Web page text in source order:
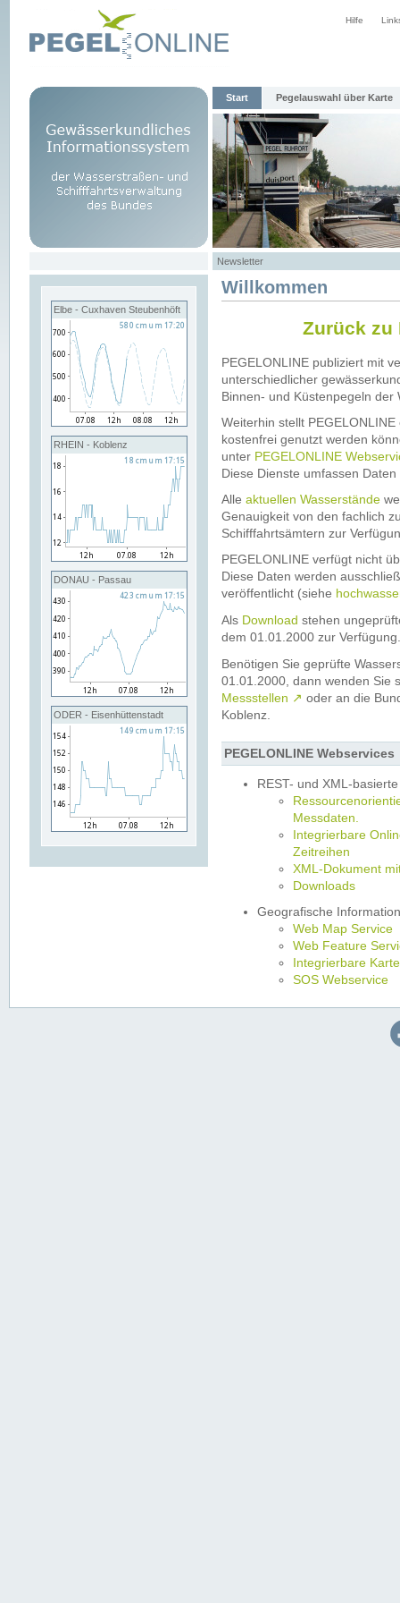
Hilfe
Start Pegelauswahl über Karte
Newsletter
Elbe - Cuxhaven Steubenhöft
RHEIN - Koblenz
DONAU - Passau
ODER - Eisenhüttenstadt
Willkommen
Zurück zu
PEGELONLINE publiziert mit
unterschiedlicher
Binnen- und Küstenpegeln
Weiterhin stellt
kostenfrei genutzt werden
unter PEGELONLINE
Diese Dienste umfassen
Alle aktuellen Wasserstände
Genauigkeit von den fachlich
Schifffahrtsämtern zur
PEGELONLINE verfügt nicht
Diese Daten werden
veröffentlicht (siehe
Als Download stehen
dem 01.01.2000 zur Verfügung.
Benötigen Sie geprüfte
01.01.2000, dann wenden Sie
Messstellen ↗ oder an die
Koblenz.
PEGELONLINE Webservices
REST- und XML-
Messdaten.
Integrierbare
Zeitreihen
XML-Dokument
Downloads
Geografische
Web Map Service
Web Feature
Integrierbare
SOS Webservice